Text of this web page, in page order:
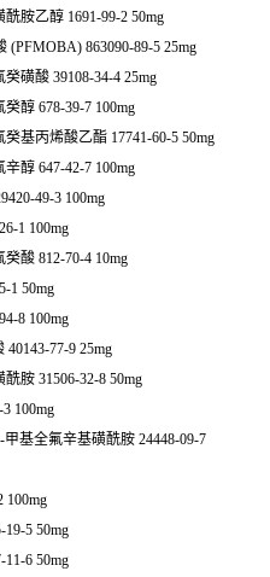
胺乙醇 1691-99-2 50mg
(PFMOBA) 863090-89-5 25mg
磺酸 39108-34-4 25mg
醇 678-39-7 100mg
基丙烯酸乙酯 17741-60-5 50mg
醇 647-42-7 100mg
49-3 100mg
1 100mg
酸 812-70-4 10mg
1 50mg
8 100mg
77-9 25mg
胺 31506-32-8 50mg
100mg
基全氟辛基磺酰胺 24448-09-7
100mg
19-5 50mg
11-6 50mg